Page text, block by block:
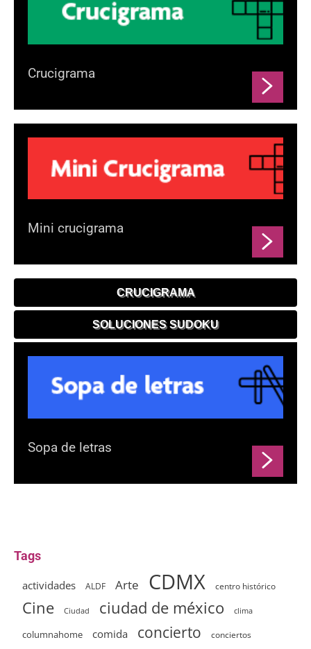
Crucigrama
Mini crucigrama
CRUCIGRAMA
SOLUCIONES SUDOKU
Sopa de letras
Tags
actividades ALDF Arte CDMX centro histórico
Cine Ciudad ciudad de méxico clima
columnahome comida concierto conciertos